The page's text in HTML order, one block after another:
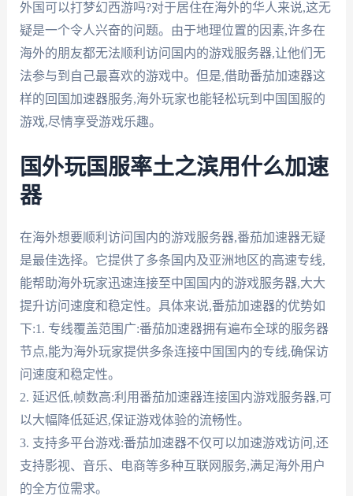
外国可以打梦幻西游吗?对于居住在海外的华人来说,这无
疑是一个令人兴奋的问题。由于地理位置的因素,许多在
海外的朋友都无法顺利访问国内的游戏服务器,让他们无
法参与到自己最喜欢的游戏中。但是,借助番茄加速器这
样的回国加速器服务,海外玩家也能轻松玩到中国国服的
游戏,尽情享受游戏乐趣。
国外玩国服率土之滨用什么加速
器
在海外想要顺利访问国内的游戏服务器,番茄加速器无疑
是最佳选择。它提供了多条国内及亚洲地区的高速专线,
能帮助海外玩家迅速连接至中国国内的游戏服务器,大大
提升访问速度和稳定性。具体来说,番茄加速器的优势如
下:1. 专线覆盖范围广:番茄加速器拥有遍布全球的服务器
节点,能为海外玩家提供多条连接中国国内的专线,确保访
问速度和稳定性。
2. 延迟低,帧数高:利用番茄加速器连接国内游戏服务器,可
以大幅降低延迟,保证游戏体验的流畅性。
3. 支持多平台游戏:番茄加速器不仅可以加速游戏访问,还
支持影视、音乐、电商等多种互联网服务,满足海外用户
的全方位需求。